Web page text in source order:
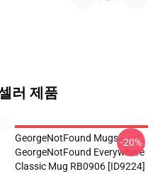
러 제품
GeorgeNotFound Mugs -
GeorgeNotFound Everywhere
Classic Mug RB0906 [ID9224]
-20%